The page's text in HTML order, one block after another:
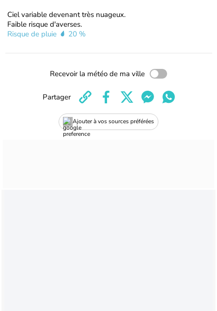
Ciel variable devenant très nuageux.
Faible risque d'averses.
Risque de pluie
20 %
Recevoir la météo de ma ville
Ajouter à vos sources préférées
Partager